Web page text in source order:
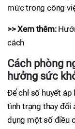
mức trong công
>> Xem thêm:
cách
Cách phòng
hưởng sức
Để chỉ số huyết
tình trạng thay đổi
dụng một số điều